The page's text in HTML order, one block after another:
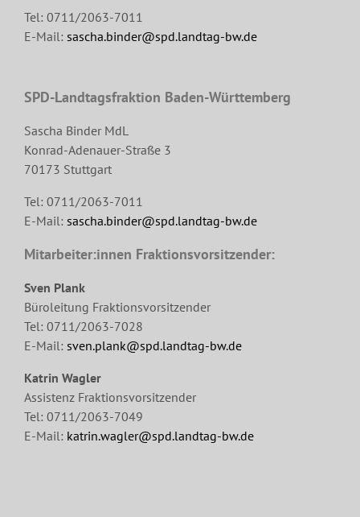
Tel: 0711/2063-7011
E-Mail: sascha.binder@spd.landtag-bw.de
SPD-Landtagsfraktion Baden-Württemberg
Sascha Binder MdL
Konrad-Adenauer-Straße 3
70173 Stuttgart
Tel: 0711/2063-7011
E-Mail: sascha.binder@spd.landtag-bw.de
Mitarbeiter:innen Fraktionsvorsitzender:
Sven Plank
Büroleitung Fraktionsvorsitzender
Tel: 0711/2063-7028
E-Mail: sven.plank@spd.landtag-bw.de
Katrin Wagler
Assistenz Fraktionsvorsitzender
Tel: 0711/2063-7049
E-Mail: katrin.wagler@spd.landtag-bw.de